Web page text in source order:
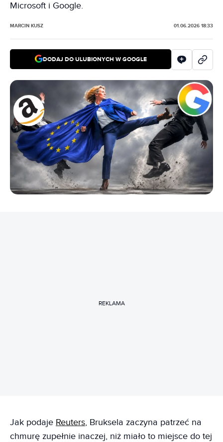
Microsoft i Google.
MARCIN KUSZ 01.06.2026 18:33
DODAJ DO ULUBIONYCH W GOOGLE
REKLAMA
Jak podaje Reuters, Bruksela zaczyna patrzeć na
chmurę zupełnie inaczej, niż miało to miejsce do tej